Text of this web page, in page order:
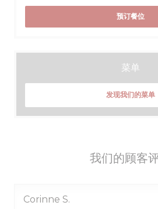
我们的顾客
Corinne S
预订餐位
菜单
发现我们的菜单